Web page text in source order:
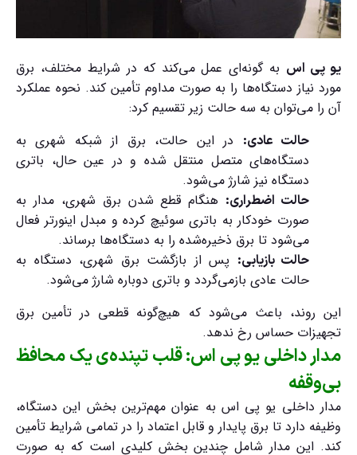
یو پی اس به گونه‌ای عمل می‌کند که در شرایط مختلف، برق
مورد نیاز دستگاه‌ها را به صورت مداوم تأمین کند. نحوه عملکرد
آن را می‌توان به سه حالت زیر تقسیم کرد:
حالت عادی: در این حالت، برق از شبکه شهری به
دستگاه‌های متصل منتقل شده و در عین حال، باتری
دستگاه نیز شارژ می‌شود.
حالت اضطراری: هنگام قطع شدن برق شهری، مدار به
صورت خودکار به باتری سوئیچ کرده و مبدل اینورتر فعال
می‌شود تا برق ذخیره‌شده را به دستگاه‌ها برساند.
حالت بازیابی: پس از بازگشت برق شهری، دستگاه به
حالت عادی بازمی‌گردد و باتری دوباره شارژ می‌شود.
این روند، باعث می‌شود که هیچ‌گونه قطعی در تأمین برق
تجهیزات حساس رخ ندهد.
مدار داخلی یو پی اس: قلب تپنده‌ی یک محافظ
بی‌وقفه
مدار داخلی یو پی اس به عنوان مهم‌ترین بخش این دستگاه،
وظیفه دارد تا برق پایدار و قابل اعتماد را در تمامی شرایط تأمین
کند. این مدار شامل چندین بخش کلیدی است که به صورت